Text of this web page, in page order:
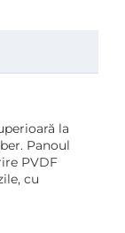
la
Panoul
PVDF
cu